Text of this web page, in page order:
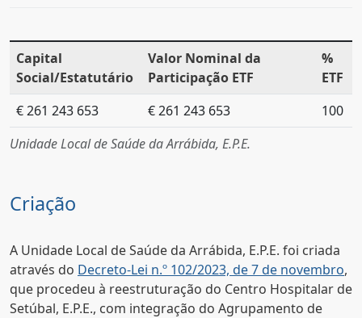
Unidade Local de Saúde da Arrábida, E.P.E.
Capital
Social/Estatutário
Valor Nominal da
Participação ETF
%
ETF
€ 261 243 653
€ 261 243 653 100
Criação
A Unidade Local de Saúde da Arrábida, E.P.E. foi criada
através do Decreto-Lei n.º 102/2023, de 7 de novembro,
que procedeu à reestruturação do Centro Hospitalar de
Setúbal, E.P.E., com integração do Agrupamento de